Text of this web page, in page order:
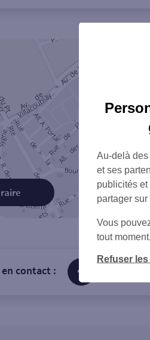
contact :
Au-delà
et ses
publicités et
partager
Vous
tout moment,
Refuser